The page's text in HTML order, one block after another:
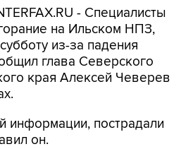
- Специалисты
на Ильском НПЗ,
из-за падения
глава Северского
края Алексей Чеверев
информации, пострадали
он.